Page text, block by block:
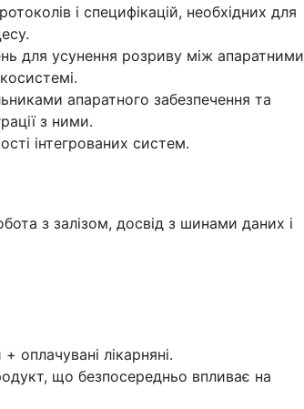
і специфікацій, необхідних для
для усунення розриву між апаратними
апаратного забезпечення та
з ними.
інтегрованих систем.
з залізом, досвід з шинами даних і
оплачувані лікарняні.
що безпосередньо впливає на